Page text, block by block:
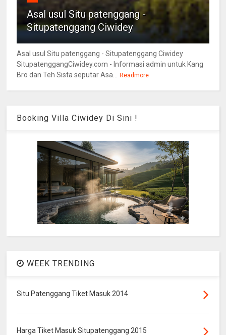
Asal usul Situ patenggang -
Situpatenggang Ciwidey
Asal usul Situ patenggang - Situpatenggang Ciwidey
SitupatenggangCiwidey.com - Informasi admin untuk Kang
Bro dan Teh Sista seputar Asa...
Readmore
Booking Villa Ciwidey Di Sini !
WEEK TRENDING
Situ Patenggang Tiket Masuk 2014
Harga Tiket Masuk Situpatenggang 2015